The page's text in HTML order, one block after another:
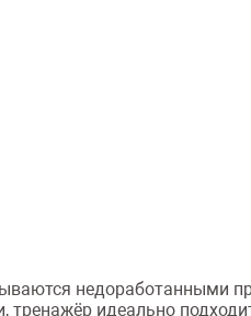
недоработанными
идеально